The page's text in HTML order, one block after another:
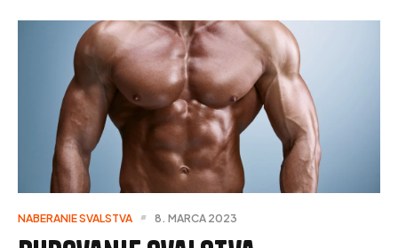
NABERANIE SVALSTVA 8. MARCA 2023